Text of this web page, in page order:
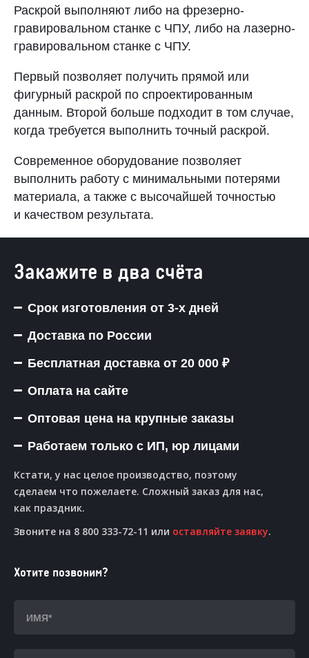
САМАРА
8 (800) 333-72-11
sale@plastikam.ru
Раскрой выполняют либо на фрезерно-
гравировальном станке с ЧПУ, либо на лазерно-
гравировальном станке с ЧПУ.
Первый позволяет получить прямой или
фигурный раскрой по спроектированным
данным. Второй больше подходит в том случае,
когда требуется выполнить точный раскрой.
Современное оборудование позволяет
выполнить работу с минимальными потерями
материала, а также с высочайшей точностью
и качеством результата.
Закажите в два счёта
Срок изготовления от 3-х дней
Доставка по России
Бесплатная доставка от 20 000 ₽
Оплата на сайте
Оптовая цена на крупные заказы
Работаем только с ИП, юр лицами
Кстати, у нас целое производство, поэтому
сделаем что пожелаете. Сложный заказ для нас,
как праздник.
Звоните на 8 800 333-72-11 или оставляйте заявку.
Хотите позвоним?